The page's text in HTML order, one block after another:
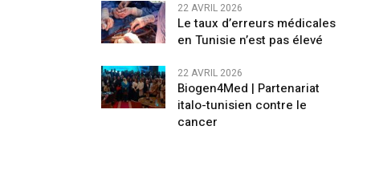
22 AVRIL 2026
Le taux d’erreurs médicales
en Tunisie n’est pas élevé
22 AVRIL 2026
Biogen4Med | Partenariat
italo-tunisien contre le
cancer